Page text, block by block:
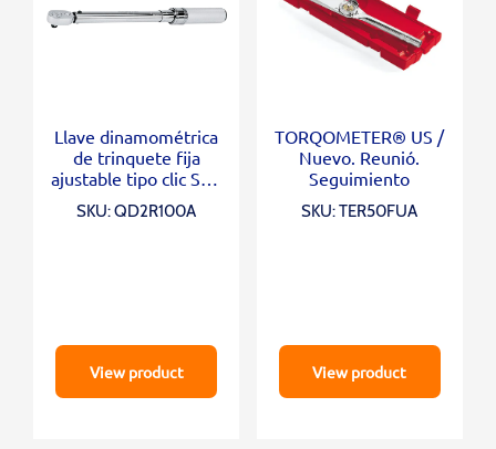
Llave dinamométrica
de trinquete fija
ajustable tipo clic SAE
3/8 “(20-100 ft-lb)
SKU: QD2R100A
View product
TORQOMETER® US /
Nuevo. Reunió.
Seguimiento
SKU: TER50FUA
View product